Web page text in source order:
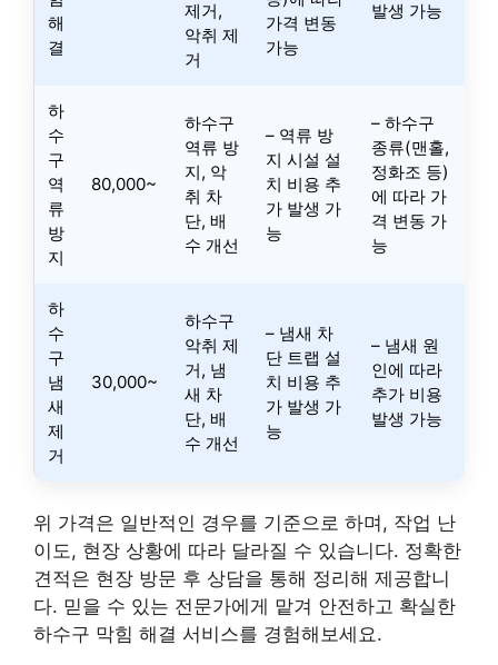
해
결
제거,
악취 제
거
가격 변동
가능
발생 가능
하
수
구
역
류
방
지
80,000~
하수구
역류 방
지, 악
취 차
단, 배
수 개선
– 역류 방
지 시설 설
치 비용 추
가 발생 가
능
– 하수구
종류(맨홀,
정화조 등)
에 따라 가
격 변동 가
능
하
수
구
냄
새
제
거
30,000~
하수구
악취 제
거, 냄
새 차
단, 배
수 개선
– 냄새 차
단 트랩 설
치 비용 추
가 발생 가
능
– 냄새 원
인에 따라
추가 비용
발생 가능
위 가격은 일반적인 경우를 기준으로 하며, 작업 난
이도, 현장 상황에 따라 달라질 수 있습니다. 정확한
견적은 현장 방문 후 상담을 통해 정리해 제공합니
다. 믿을 수 있는 전문가에게 맡겨 안전하고 확실한
하수구 막힘 해결 서비스를 경험해보세요.